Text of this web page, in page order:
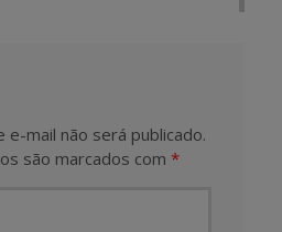
e-mail não será publicado.
são marcados com *